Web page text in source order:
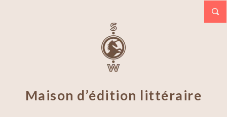
Maison d’édition littéraire